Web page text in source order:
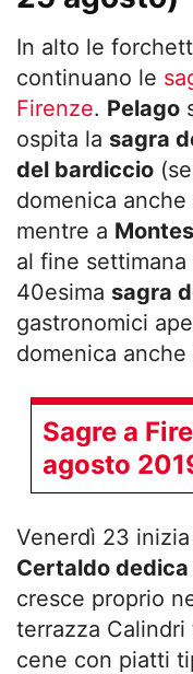
In alto le
continuano le
Firenze. Pelago
ospita la sagra
del bardiccio
domenica
mentre a
al fine
40esima sagra
gastronomici
domenica anche
Sagre a
agosto
Venerdì 23
Certaldo
cresce proprio
terrazza
cene con piatti